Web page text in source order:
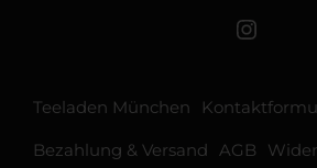
Teeschale auf
Teeladen München
Bezahlung & Versand AGB